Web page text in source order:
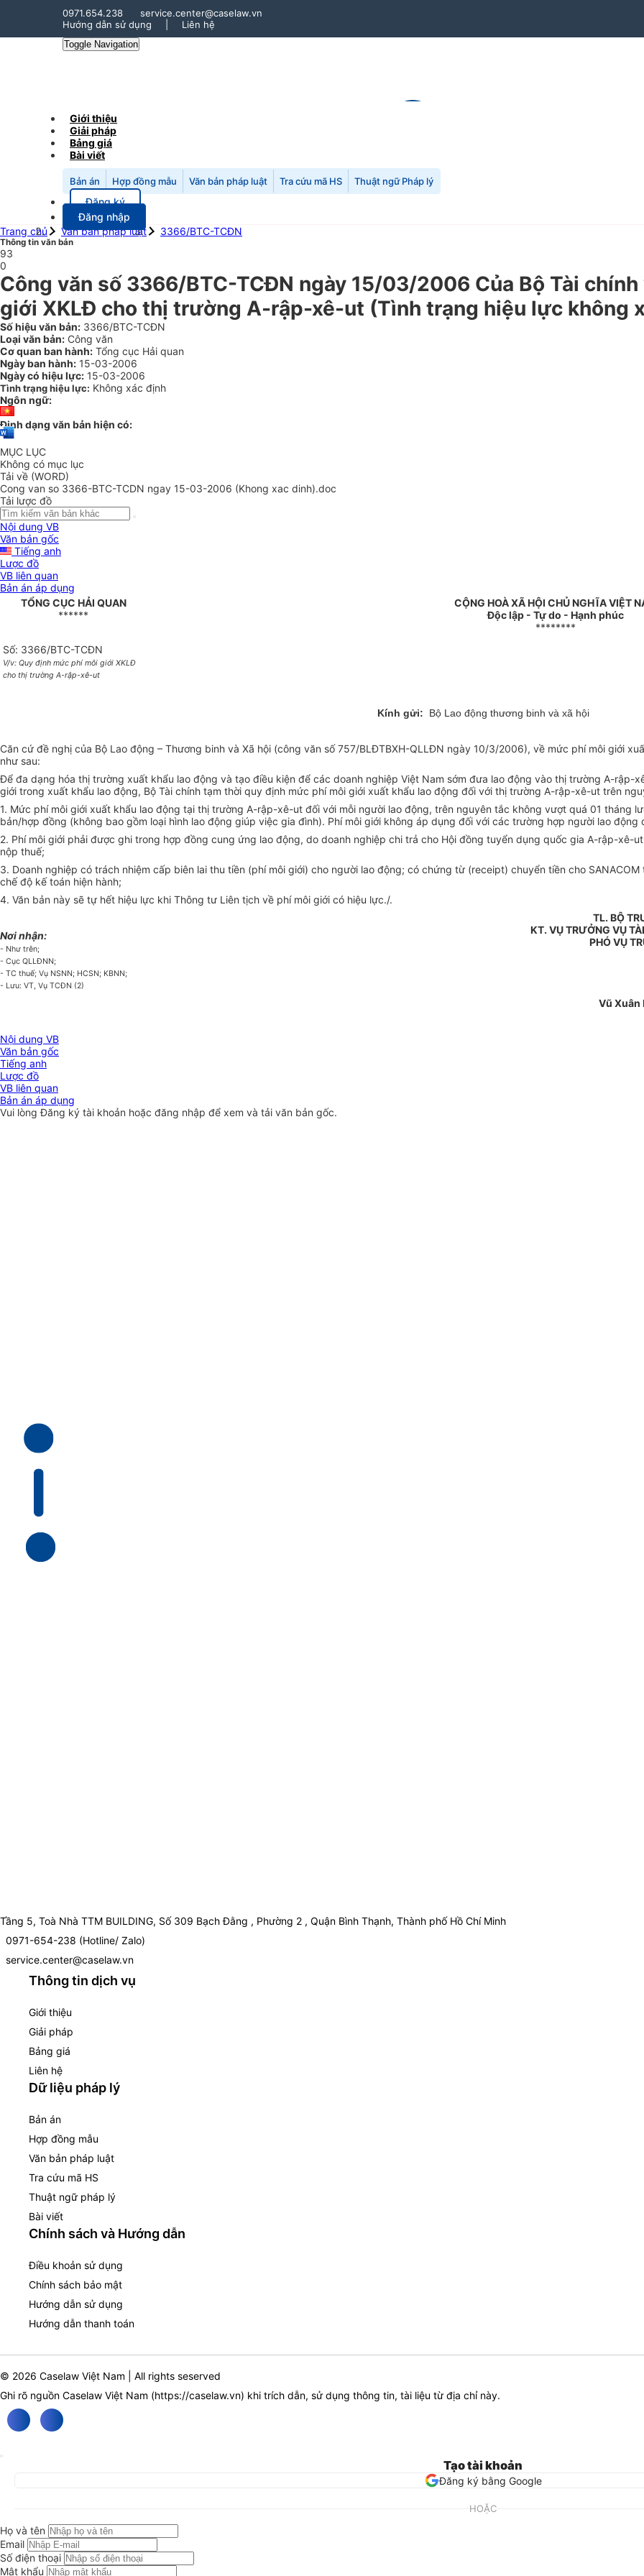
0971.654.238
service.center@caselaw.vn
Hướng dẫn sử dụng
Liên hệ
Toggle Navigation
Giới thiệu
Giải pháp
Bảng giá
Bài viết
Bản án Hợp đồng mẫu Văn bản pháp luật Tra cứu mã HS Thuật ngữ Pháp lý
Đăng ký
Đăng nhập
Trang chủ
Văn bản pháp luật 3366/BTC-TCĐN
Thông tin văn bản
93
0
Công văn số 3366/BTC-TCĐN ngày 15/03/2006 Của Bộ Tài
giới XKLĐ cho thị trường A-rập-xê-ut (Tình trạng hiệu lực không
Số hiệu văn bản: 3366/BTC-TCĐN
Loại văn bản: Công văn
Cơ quan ban hành: Tổng cục Hải quan
Ngày ban hành: 15-03-2006
Ngày có hiệu lực: 15-03-2006
Tình trạng hiệu lực: Không xác định
Ngôn ngữ:
Định dạng văn bản hiện có:
MỤC LỤC
Không có mục lục
Tải về (WORD)
Cong van so 3366-BTC-TCDN ngay 15-03-2006 (Khong xac dinh).doc
Tải lược đồ
Nội dung VB
Văn bản gốc
Tiếng anh
Lược đồ
VB liên quan
Bản án áp dụng
TỔNG CỤC HẢI QUAN
******
CỘNG HOÀ XÃ HỘI CHỦ NGHĨA VIỆT
Độc lập - Tự do - Hạnh phúc
********
Số: 3366/BTC-TCĐN
V/v: Quy định mức phí môi giới XKLĐ
cho thị trường A-rập-xê-ut
Kính gửi: Bộ Lao động thương binh và xã hội
Căn cứ đề nghị của Bộ Lao động – Thương binh và Xã hội (công văn số 757/BLĐTBXH-QLLĐN ngày 10/3/2006), về mức phí môi giới
như sau:
Để đa dạng hóa thị trường xuất khẩu lao động và tạo điều kiện để các doanh nghiệp Việt Nam sớm đưa lao động vào thị trường A-
giới trong xuất khẩu lao động, Bộ Tài chính tạm thời quy định mức phí môi giới xuất khẩu lao động đối với thị trường A-rập-xê-ut trên
1. Mức phí môi giới xuất khẩu lao động tại thị trường A-rập-xê-ut đối với mỗi người lao động, trên nguyên tắc không vượt quá 01 tháng
bản/hợp đồng (không bao gồm loại hình lao động giúp việc gia đình). Phí môi giới không áp dụng đối với các trường hợp người lao
2. Phí môi giới phải được ghi trong hợp đồng cung ứng lao động, do doanh nghiệp chi trả cho Hội đồng tuyển dụng quốc gia A-rập-xê-
nộp thuế;
3. Doanh nghiệp có trách nhiệm cấp biên lai thu tiền (phí môi giới) cho người lao động; có chứng từ (receipt) chuyển tiền cho
chế độ kế toán hiện hành;
4. Văn bản này sẽ tự hết hiệu lực khi Thông tư Liên tịch về phí môi giới có hiệu lực./.
Nơi nhận:
- Như trên;
- Cục QLLĐNN;
- TC thuế; Vụ NSNN; HCSN; KBNN;
- Lưu: VT, Vụ TCĐN (2)
TL. BỘ
KT. VỤ TRƯỞNG VỤ
PHÓ VỤ
Vũ Xuân
Nội dung VB
Văn bản gốc
Tiếng anh
Lược đồ
VB liên quan
Bản án áp dụng
Vui lòngĐăng ký tài khoản hoặc đăng nhập để xem và tải văn bản gốc.
Tầng 5, Toà Nhà TTM BUILDING, Số 309 Bạch Đằng , Phường 2 , Quận Bình Thạnh, Thành phố Hồ Chí Minh
0971-654-238 (Hotline/ Zalo)
service.center@caselaw.vn
Thông tin dịch vụ
Giới thiệu
Giải pháp
Bảng giá
Liên hệ
Dữ liệu pháp lý
Bản án
Hợp đồng mẫu
Văn bản pháp luật
Tra cứu mã HS
Thuật ngữ pháp lý
Bài viết
Chính sách và Hướng dẫn
Điều khoản sử dụng
Chính sách bảo mật
Hướng dẫn sử dụng
Hướng dẫn thanh toán
© 2026 Caselaw Việt Nam | All rights seserved
Ghi rõ nguồn Caselaw Việt Nam (https://caselaw.vn) khi trích dẫn, sử dụng thông tin, tài liệu từ địa chỉ này.
Tạo tài khoản
Đăng ký bằng Google
HOẶC
Họ và tên
Email
Số điện thoại
Mật khẩu